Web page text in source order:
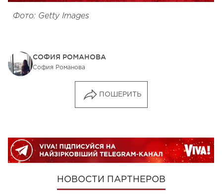
Фото: Getty Images
СОФИЯ РОМАНОВА
София Романова
ПОШЕРИТЬ
НОВОСТИ ПАРТНЕРОВ